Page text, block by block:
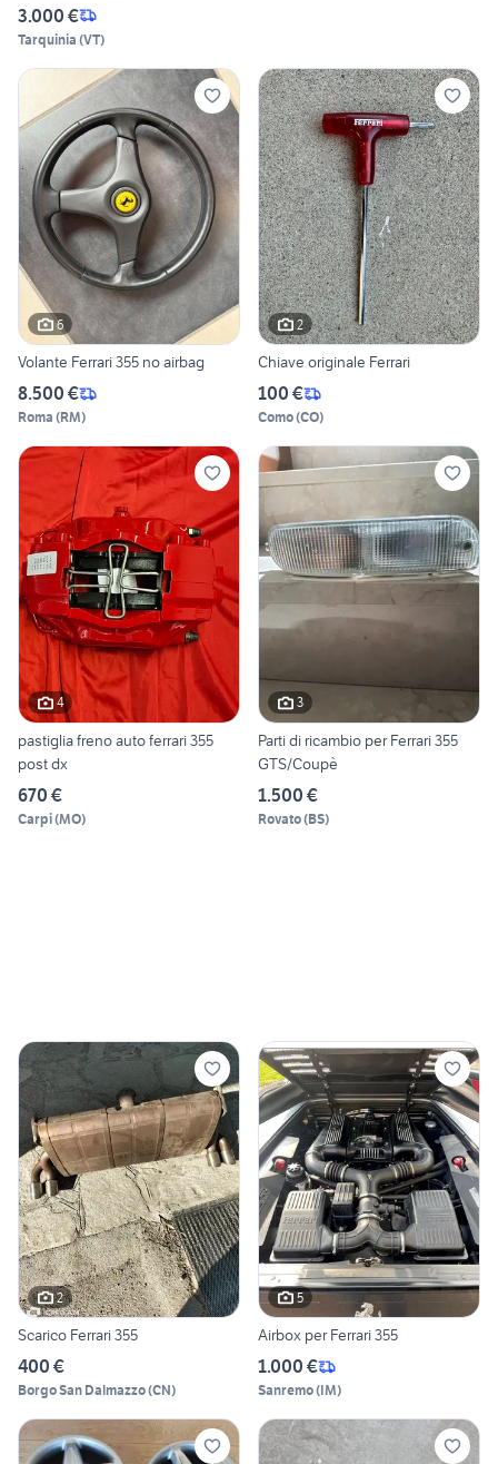
3.000 €
Tarquinia (VT)
6
Volante Ferrari 355 no airbag
8.500 €
Roma (RM)
2
Chiave originale Ferrari
100 €
Como(CO)
4
pastiglia freno auto ferrari 355
post dx
670 €
Carpi(MO)
3
Parti di ricambio per Ferrari 355
GTS/Coupè
1.500 €
Rovato(BS)
2
Scarico Ferrari 355
400 €
Borgo San Dalmazzo(CN)
5
Airbox per Ferrari 355
1.000 €
Sanremo(IM)